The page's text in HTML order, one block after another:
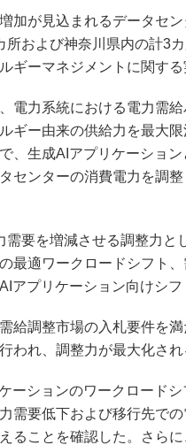
加が見込まれるデータセ
所および神奈川県内の計3
ギーマネジメントに関する
電力系統における電力需
ギー由来の供給力を最大
、生成AIアプリケーショ
センターの消費電力を調
要を増減させる調整力と
最適ワークロードシフト
アプリケーション向けシフ
給調整市場の入札要件を
われ、調整力が最大化され
ーションのワークロード
需要低下および移行先で
ることを確認した。さら